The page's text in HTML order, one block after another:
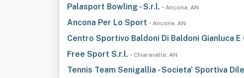
Palasport Bowling - S.r.l. • Ancona, AN
Ancona Per Lo Sport • Ancona, AN
Centro Sportivo Baldoni Di Baldoni Gianluca E
Free Sport S.r.l. • Chiaravalle, AN
Tennis Team Senigallia - Societa' Sportiva